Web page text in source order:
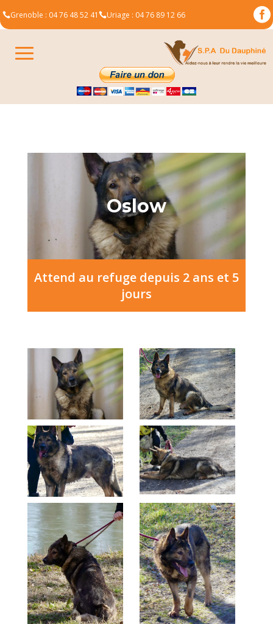
Grenoble : 04 76 48 52 41 Uriage : 04 76 89 12 66 
Oslow
Attend au refuge depuis 2 ans et 5
jours